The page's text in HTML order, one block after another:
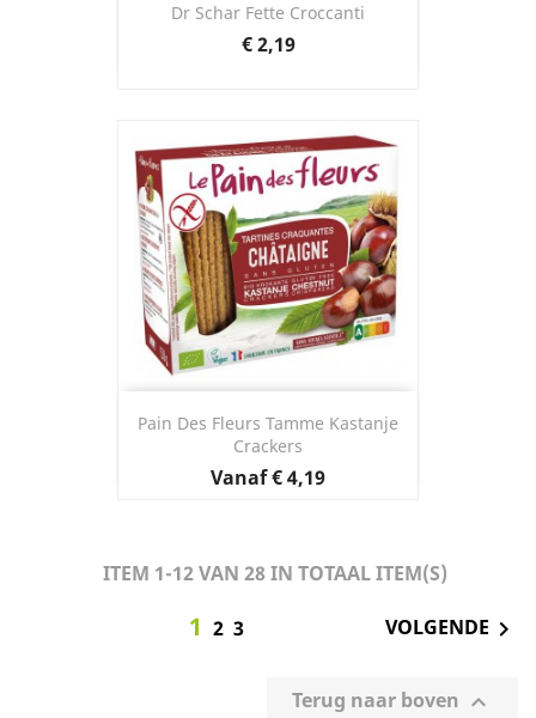
Dr Schar Fette Croccanti
Prijs
€ 2,19
Pain Des Fleurs Tamme Kastanje
Crackers
VanafPrijs
€ 4,19
ITEM 1-12 VAN 28 IN TOTAAL ITEM(S)
1 2 3 VOLGENDE 
Terug naar boven 